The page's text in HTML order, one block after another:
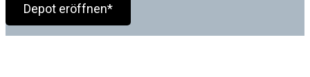
Depot eröffnen*